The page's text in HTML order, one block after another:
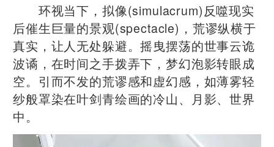
环视当下，拟像(simulacrum)反噬现实
后催生巨量的景观(spectacle)，荒谬纵横于
真实，让人无处躲避。摇曳摆荡的世事云诡
波谲，在时间之手拨弄下，梦幻泡影转眼成
空。引而不发的荒谬感和虚幻感，如薄雾轻
纱般罩染在叶剑青绘画的冷山、月影、世界
中。